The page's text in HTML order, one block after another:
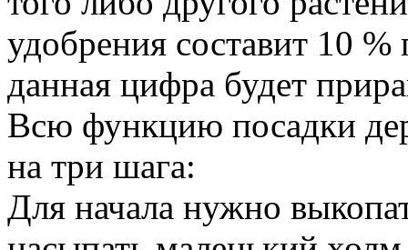
удобрения составит 10
данная цифра будет
Всю функцию посадки
на три шага:
Для начала нужно